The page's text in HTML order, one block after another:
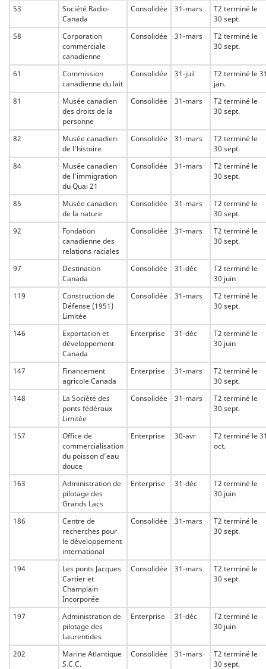
53
Société Radio-
Canada
Consolidée 31-mars
T2 terminé le
30 sept.
58
Corporation
commerciale
canadienne
Consolidée 31-mars
T2 terminé le
30 sept.
61
Commission
canadienne du lait
Consolidée 31-juil
T2 terminé le
jan.
81
Musée canadien
des droits de la
personne
Consolidée 31-mars
T2 terminé le
30 sept.
82
Musée canadien
de l’histoire
Consolidée 31-mars
T2 terminé le
30 sept.
84
Musée canadien
de l’immigration
du Quai 21
Consolidée 31-mars
T2 terminé le
30 sept.
85
Musée canadien
de la nature
Consolidée 31-mars
T2 terminé le
30 sept.
92
Fondation
canadienne des
relations raciales
Consolidée 31-mars
T2 terminé le
30 sept.
97
Destination
Canada
Consolidée 31-déc
T2 terminé le
30 juin
119
Construction de
Défense (1951)
Limitée
Consolidée 31-mars
T2 terminé le
30 sept.
146
Exportation et
développement
Canada
Enterprise 31-déc
T2 terminé le
30 juin
147
Financement
agricole Canada
Enterprise 31-mars
T2 terminé le
30 sept.
148
La Société des
ponts fédéraux
Limitée
Consolidée 31-mars
T2 terminé le
30 sept.
157
Office de
commercialisation
du poisson d’eau
douce
Enterprise 30-avr
T2 terminé le
oct.
163
Administration de
pilotage des
Grands Lacs
Enterprise 31-déc
T2 terminé le
30 juin
186
Centre de
recherches pour
le développement
international
Consolidée 31-mars
T2 terminé le
30 sept.
194
Les ponts Jacques
Cartier et
Champlain
Incorporée
Consolidée 31-mars
T2 terminé le
30 sept.
197
Administration de
pilotage des
Laurentides
Enterprise 31-déc
T2 terminé le
30 juin
202
Marine Atlantique
S.C.C.
Consolidée 31-mars
T2 terminé le
30 sept.